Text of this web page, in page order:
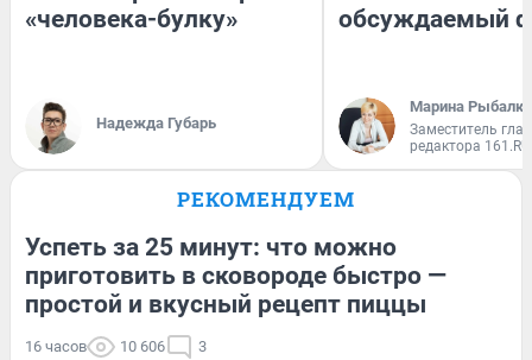
«человека-булку»
Надежда Губарь
обсуждаемый
Марина
Заместитель
редактора 161.RU
РЕКОМЕНДУЕМ
Успеть за 25 минут: что можно
приготовить в сковороде быстро —
простой и вкусный рецепт пиццы
16 часов 10 606 3